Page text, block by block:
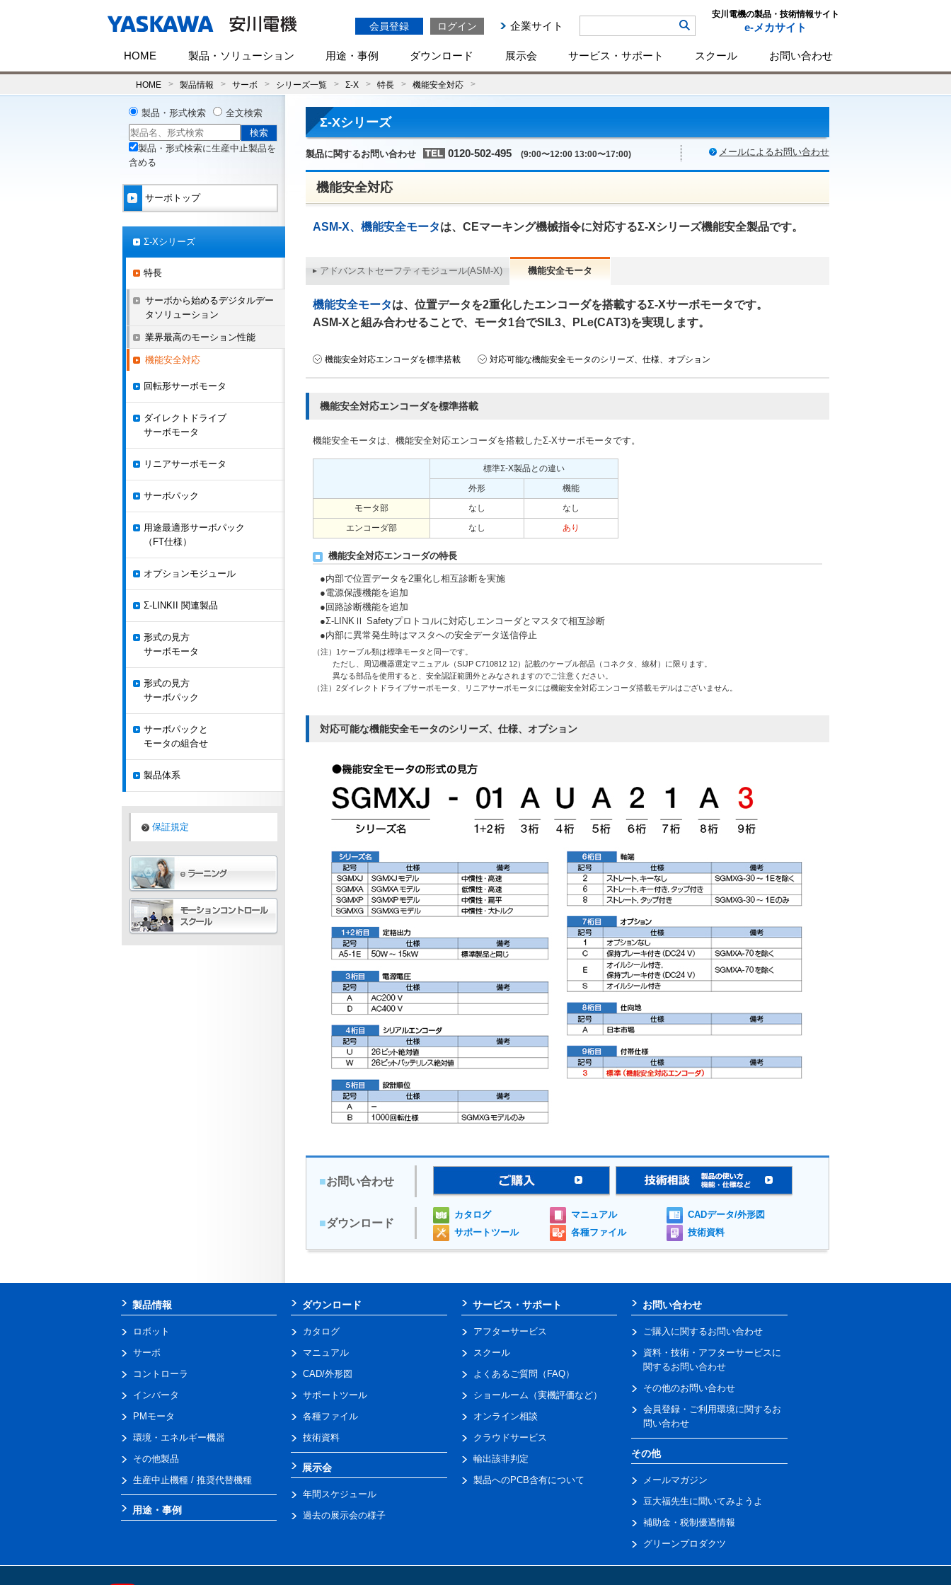
会員登録 ログイン 企業サイト
安川電機の製品・技術情報サイト
e-メカサイト
HOME 製品・ソリューション 用途・事例 ダウンロード 展示会 サービス・サポート スクール お問い合わせ
HOME 製品情報 サーボ シリーズ一覧 Σ-X 特長 機能安全対応
Σ-Xシリーズ
製品に関するお問い合わせ 0120-502-495 (9:00〜12:00 13:00〜17:00) メールによるお問い合わせ
機能安全対応
ASM-X、機能安全モータは、CEマーキング機械指令に対応するΣ-Xシリーズ機能安全製品です。
アドバンストセーフティモジュール(ASM-X) 機能安全モータ
機能安全モータは、位置データを2重化したエンコーダを搭載するΣ-Xサーボモータです。
ASM-Xと組み合わせることで、モータ1台でSIL3、PLe(CAT3)を実現します。
機能安全対応エンコーダを標準搭載 対応可能な機能安全モータのシリーズ、仕様、オプション
機能安全対応エンコーダを標準搭載
機能安全モータは、機能安全対応エンコーダを搭載したΣ-Xサーボモータです。
標準Σ-X製品との違い
外形
機能
モータ部
なし
なし
エンコーダ部
なし あり
機能安全対応エンコーダの特長
●内部で位置データを2重化し相互診断を実施
●電源保護機能を追加
●回路診断機能を追加
●Σ-LINKⅡ Safetyプロトコルに対応しエンコーダとマスタで相互診断
●内部に異常発生時はマスタへの安全データ送信停止
（注）1 ケーブル類は標準モータと同一です。
ただし、周辺機器選定マニュアル（SIJP C710812 12）記載のケーブル部品（コネクタ、線材）に限ります。
異なる部品を使用すると、安全認証範囲外とみなされますのでご注意ください。
（注）2ダイレクトドライブサーボモータ、リニアサーボモータには機能安全対応エンコーダ搭載モデルはございません。
対応可能な機能安全モータのシリーズ、仕様、オプション
■お問い合わせ
■ダウンロード
カタログ マニュアル
CADデータ/外形図
サポートツール
各種ファイル 技術資料
製品・形式検索 全文検索
製品・形式検索に生産中止製品を
含める
サーボトップ
Σ-Xシリーズ
特長
サーボから始めるデジタルデー
タソリューション
業界最高のモーション性能
機能安全対応
回転形サーボモータ
ダイレクトドライブ
サーボモータ
リニアサーボモータ
サーボパック
用途最適形サーボパック
（FT仕様）
オプションモジュール
Σ-LINKII 関連製品
形式の見方
サーボモータ
形式の見方
サーボパック
サーボパックと
モータの組合せ
製品体系
保証規定
製品情報
ロボット
サーボ
コントローラ
インバータ
PMモータ
環境・エネルギー機器
その他製品
生産中止機種 / 推奨代替機種
用途・事例
ダウンロード
カタログ
マニュアル
CAD/外形図
サポートツール
各種ファイル
技術資料
展示会
年間スケジュール
過去の展示会の様子
サービス・サポート
アフターサービス
スクール
よくあるご質問（FAQ）
ショールーム（実機評価など）
オンライン相談
クラウドサービス
輸出該非判定
製品へのPCB含有について
お問い合わせ
ご購入に関するお問い合わせ
資料・技術・アフターサービスに
関するお問い合わせ
その他のお問い合わせ
会員登録・ご利用環境に関するお
問い合わせ
その他
メールマガジン
豆大福先生に聞いてみようよ
補助金・税制優遇情報
グリーンプロダクツ